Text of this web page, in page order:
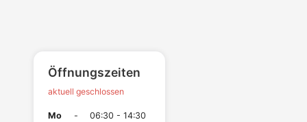
Öffnungszeiten
aktuell geschlossen
Mo -
06:30 - 14:30